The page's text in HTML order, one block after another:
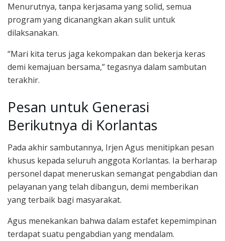
Menurutnya, tanpa kerjasama yang solid, semua
program yang dicanangkan akan sulit untuk
dilaksanakan.
“Mari kita terus jaga kekompakan dan bekerja keras
demi kemajuan bersama,” tegasnya dalam sambutan
terakhir.
Pesan untuk Generasi
Berikutnya di Korlantas
Pada akhir sambutannya, Irjen Agus menitipkan pesan
khusus kepada seluruh anggota Korlantas. Ia berharap
personel dapat meneruskan semangat pengabdian dan
pelayanan yang telah dibangun, demi memberikan
yang terbaik bagi masyarakat.
Agus menekankan bahwa dalam estafet kepemimpinan
terdapat suatu pengabdian yang mendalam.